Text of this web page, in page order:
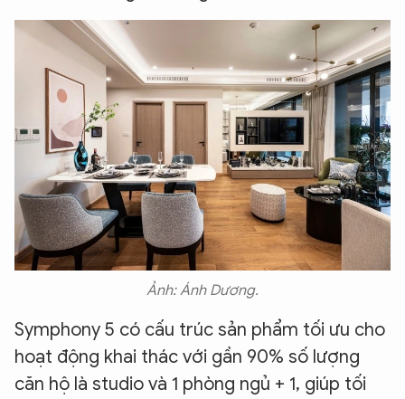
Ảnh: Ánh Dương.
Symphony 5 có cấu trúc sản phẩm tối ưu cho
hoạt động khai thác với gần 90% số lượng
căn hộ là studio và 1 phòng ngủ + 1, giúp tối
XIN CHÀO,
TÔI LÀ CHATBOT CỦA
An Ninh Thủ Đô nhé. Tôi sẵn sàng hỗ trợ!